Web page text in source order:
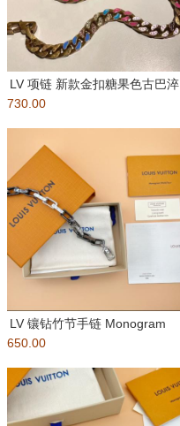
LV 项链 新款金扣糖果色古巴淬
火马卡龙项链CHAIN L
730.00
LV 镶钻竹节手链 Monogram
Chain 手链为
650.00